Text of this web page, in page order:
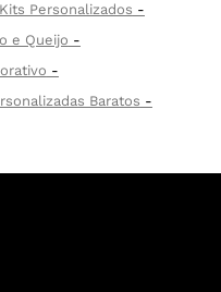
Kits Personalizados
e Queijo
Baratos